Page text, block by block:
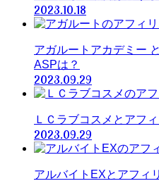
2023.10.18
アガルートアカデミー
ASPは？
2023.09.29
ＬＣラブコスメとアフ
2023.09.29
アルバイトEXとアフィ